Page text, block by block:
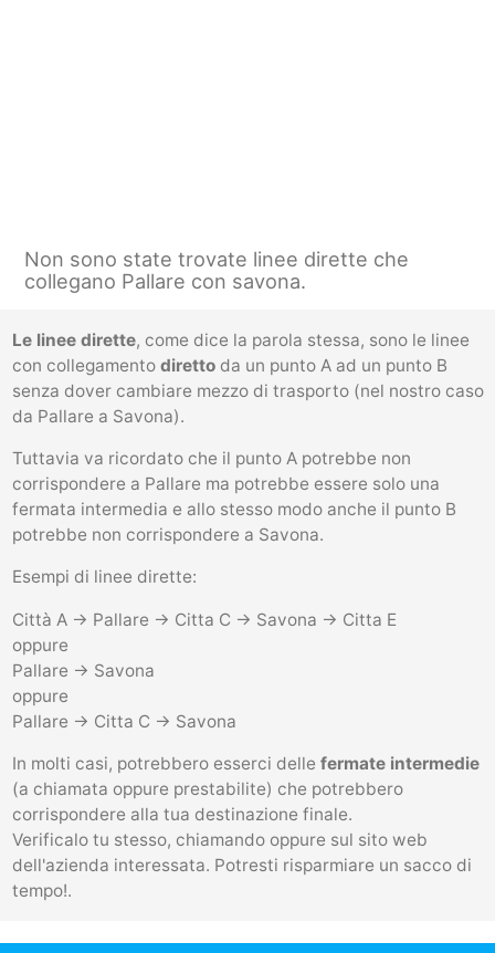
Non sono state trovate linee dirette che
collegano Pallare con savona.
Le linee dirette, come dice la parola stessa, sono le linee
con collegamento direttoda un punto A ad un punto B
senza dover cambiare mezzo di trasporto (nel nostro caso
da Pallare a Savona).
Tuttavia va ricordato che il punto A potrebbe non
corrispondere a Pallare ma potrebbe essere solo una
fermata intermedia e allo stesso modo anche il punto B
potrebbe non corrispondere a Savona.
Esempi di linee dirette:
Città A -> Pallare -> Citta C -> Savona -> Citta E
oppure
Pallare -> Savona
oppure
Pallare -> Citta C -> Savona
In molti casi, potrebbero esserci delle fermate intermedie
(a chiamata oppure prestabilite) che potrebbero
corrispondere alla tua destinazione finale.
Verificalo tu stesso, chiamando oppure sul sito web
dell'azienda interessata. Potresti risparmiare un sacco di
tempo!.